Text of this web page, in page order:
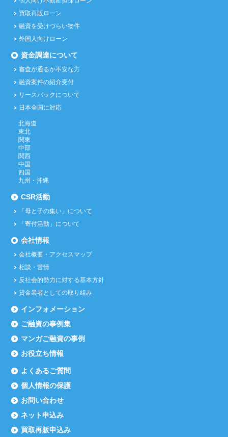
買取再販ローン
融資を受けづらい物件
外国人向けローン
資金調達について
審査が通るか不安な方
融資案件の紹介受付
リースバックについて
日本全国に対応
北海道
東北
関東
中部
関西
中国
四国
九州・沖縄
CSR活動
「母と子の集い」について
「寄付活動」について
会社情報
会社概要・アクセスマップ
相談・苦情
反社会的勢力に対する基本方針
貸金業者としての取り組み
インフォメーション
ご融資の事例集
マンガご融資の事例
お役立ち情報
よくあるご質問
個人情報の保護
お問い合わせ
ネット申込み
買取再販申込み